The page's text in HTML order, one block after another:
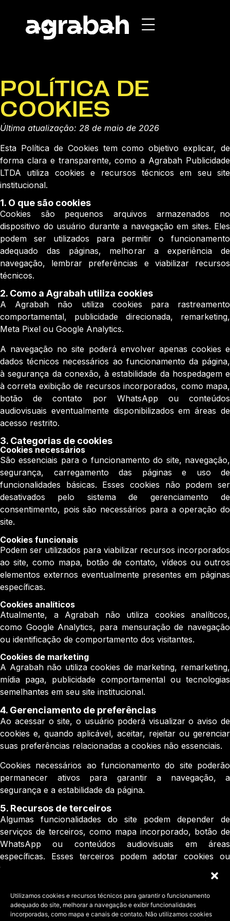
Utilizamos cookies e recursos técnicos para garantir o funcionamento
adequado do site, melhorar a navegação e exibir funcionalidades
incorporadas, como mapa e canais de contato. Não utilizamos cookies
POLÍTICA DE
COOKIES
Última atualização: 28 de maio de 2026
Esta Política de Cookies tem como objetivo explicar, de
forma clara e transparente, como a Agrabah Publicidade
LTDA utiliza cookies e recursos técnicos em seu site
institucional.
1.⁠ ⁠O que são cookies
Cookies são pequenos arquivos armazenados no
dispositivo do usuário durante a navegação em sites. Eles
podem ser utilizados para permitir o funcionamento
adequado das páginas, melhorar a experiência de
navegação, lembrar preferências e viabilizar recursos
técnicos.
2.⁠ ⁠Como a Agrabah utiliza cookies
A Agrabah não utiliza cookies para rastreamento
comportamental, publicidade direcionada, remarketing,
Meta Pixel ou Google Analytics.
A navegação no site poderá envolver apenas cookies e
dados técnicos necessários ao funcionamento da página,
à segurança da conexão, à estabilidade da hospedagem e
à correta exibição de recursos incorporados, como mapa,
botão de contato por WhatsApp ou conteúdos
audiovisuais eventualmente disponibilizados em áreas de
acesso restrito.
3.⁠ ⁠Categorias de cookies
Cookies necessários
São essenciais para o funcionamento do site, navegação,
segurança, carregamento das páginas e uso de
funcionalidades básicas. Esses cookies não podem ser
desativados pelo sistema de gerenciamento de
consentimento, pois são necessários para a operação do
site.
Cookies funcionais
Podem ser utilizados para viabilizar recursos incorporados
ao site, como mapa, botão de contato, vídeos ou outros
elementos externos eventualmente presentes em páginas
específicas.
Cookies analíticos
Atualmente, a Agrabah não utiliza cookies analíticos,
como Google Analytics, para mensuração de navegação
ou identificação de comportamento dos visitantes.
Cookies de marketing
A Agrabah não utiliza cookies de marketing, remarketing,
mídia paga, publicidade comportamental ou tecnologias
semelhantes em seu site institucional.
4.⁠ ⁠Gerenciamento de preferências
Ao acessar o site, o usuário poderá visualizar o aviso de
cookies e, quando aplicável, aceitar, rejeitar ou gerenciar
suas preferências relacionadas a cookies não essenciais.
Cookies necessários ao funcionamento do site poderão
permanecer ativos para garantir a navegação, a
segurança e a estabilidade da página.
5.⁠ ⁠Recursos de terceiros
Algumas funcionalidades do site podem depender de
serviços de terceiros, como mapa incorporado, botão de
WhatsApp ou conteúdos audiovisuais em áreas
específicas. Esses terceiros podem adotar cookies ou
tecnologias próprias, conforme suas respectivas políticas
6.⁠ ⁠Alterações nesta Política
Esta Política de Cookies poderá ser atualizada